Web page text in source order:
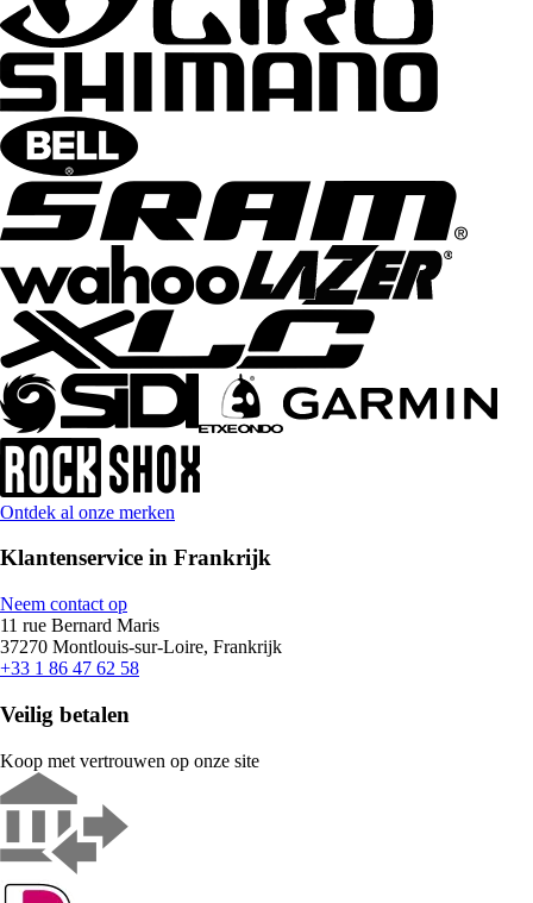
Ontdek al onze merken
Klantenservice in Frankrijk
Neem contact op
11 rue Bernard Maris
37270 Montlouis-sur-Loire, Frankrijk
+33 1 86 47 62 58
Veilig betalen
Koop met vertrouwen op onze site